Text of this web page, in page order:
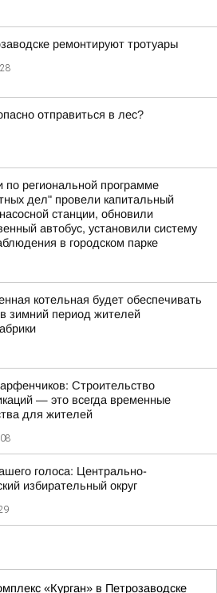
ремонтируют тротуары
отправиться в лес?
по региональной программе
дел" провели капитальный
станции, обновили
автобус, установили систему
в городском парке
котельная будет обеспечивать
зимний период жителей
Строительство
— это всегда временные
для жителей
голоса: Центрально-
избирательный округ
«Курган» в Петрозаводске